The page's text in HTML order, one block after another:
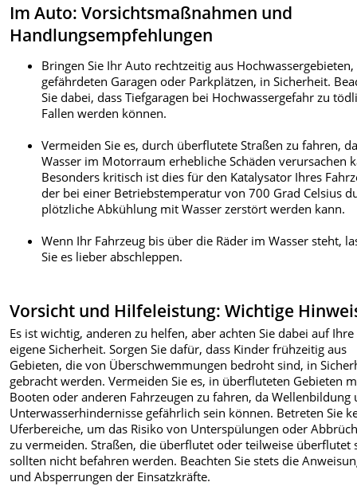
Im Auto: Vorsichtsmaßnahmen und
Handlungsempfehlungen
Bringen Sie Ihr Auto rechtzeitig aus
gefährdeten Garagen oder Parkplätzen, in Sicherheit.
Sie dabei, dass Tiefgaragen bei Hochwassergefahr zu
Fallen werden können.
Vermeiden Sie es, durch überflutete Straßen zu fahren,
Wasser im Motorraum erhebliche Schäden verursachen
Besonders kritisch ist dies für den Katalysator Ihres
der bei einer Betriebstemperatur von 700 Grad Celsius
plötzliche Abkühlung mit Wasser zerstört werden kann.
Wenn Ihr Fahrzeug bis über die Räder im Wasser steht,
Sie es lieber abschleppen.
Vorsicht und Hilfeleistung: Wichtige
Es ist wichtig, anderen zu helfen, aber achten Sie dabei auf Ihre
eigene Sicherheit. Sorgen Sie dafür, dass Kinder frühzeitig aus
Gebieten, die von Überschwemmungen bedroht sind, in
gebracht werden. Vermeiden Sie es, in überfluteten Gebieten
Booten oder anderen Fahrzeugen zu fahren, da Wellenbildung
Unterwasserhindernisse gefährlich sein können. Betreten Sie
Uferbereiche, um das Risiko von Unterspülungen oder
zu vermeiden. Straßen, die überflutet oder teilweise überflutet
sollten nicht befahren werden. Beachten Sie stets die
und Absperrungen der Einsatzkräfte.